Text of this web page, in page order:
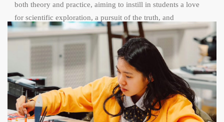
both theory and practice, aiming to instill in students a love
for scientific exploration, a pursuit of the truth, and
independent critical thinking.